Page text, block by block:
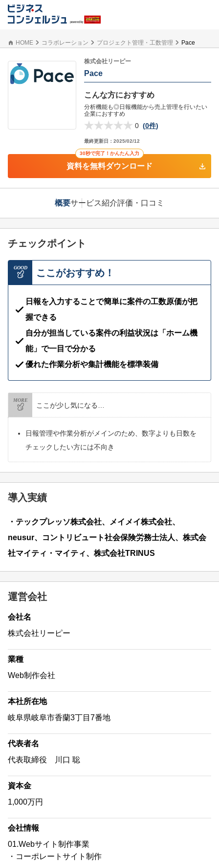
HOME コラボレーション プロジェクト管理・工数管理 Pace
株式会社リーピー
Pace
こんな方におすすめ
分析機能も◎日報機能から売上管理を行いたい
企業におすすめ
0 (0件)
最終更新日： 2025/02/12
30秒で完了！かんたん入力
資料を無料ダウンロード
概要サービス紹介評価・口コミ
チェックポイント
GOOD ここがおすすめ！
日報を入力することで簡単に案件の工数原価が把
握できる
自分が担当している案件の利益状況は「ホーム機
能」で一目で分かる
優れた作業分析や集計機能を標準装備
MORE
ここが少し気になる…
日報管理や作業分析がメインのため、数字よりも日数を
チェックしたい方には不向き
導入実績
・テックプレッソ株式会社、メイメイ株式会社、
neusur、コントリビュート社会保険労務士法人、株式会
社マイティ・マイティ、株式会社TRINUS
運営会社
会社名
株式会社リーピー
業種
Web制作会社
本社所在地
岐阜県岐阜市香蘭3丁目7番地
代表者名
代表取締役 川口 聡
資本金
1,000万円
会社情報
01.Webサイト制作事業
・コーポレートサイト制作